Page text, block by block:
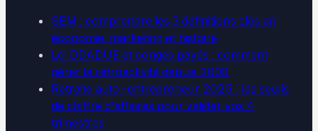
SEM : comprendre les 3 définitions clés en
économie, marketing et histoire
Loi DDADUE et congés payés : comment
gérer la rétroactivité depuis 2009
Retraite auto-entrepreneur 2025 : les seuils
de chiffre d'affaires pour valider vos 4
trimestres